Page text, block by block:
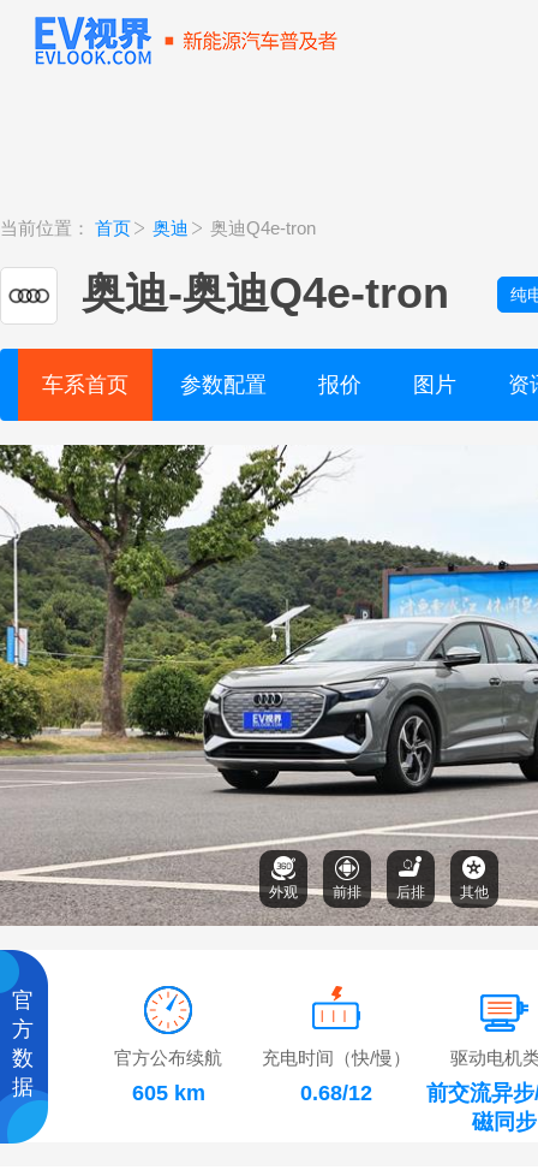
当前位置： 首页 奥迪 奥迪Q4e-tron
奥迪-奥迪Q4e-tron 纯
车系首页 参数配置 报价 图片 资
外观 前排 后排 其他
官
方
数
据
官方公布续航
605 km
充电时间（快/慢）
0.68/12
驱动电机
前交流异
磁同步